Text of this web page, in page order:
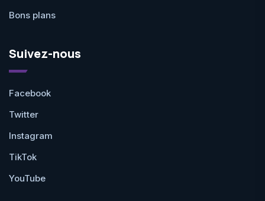
Bons plans
Suivez-nous
Facebook
Twitter
Instagram
TikTok
YouTube